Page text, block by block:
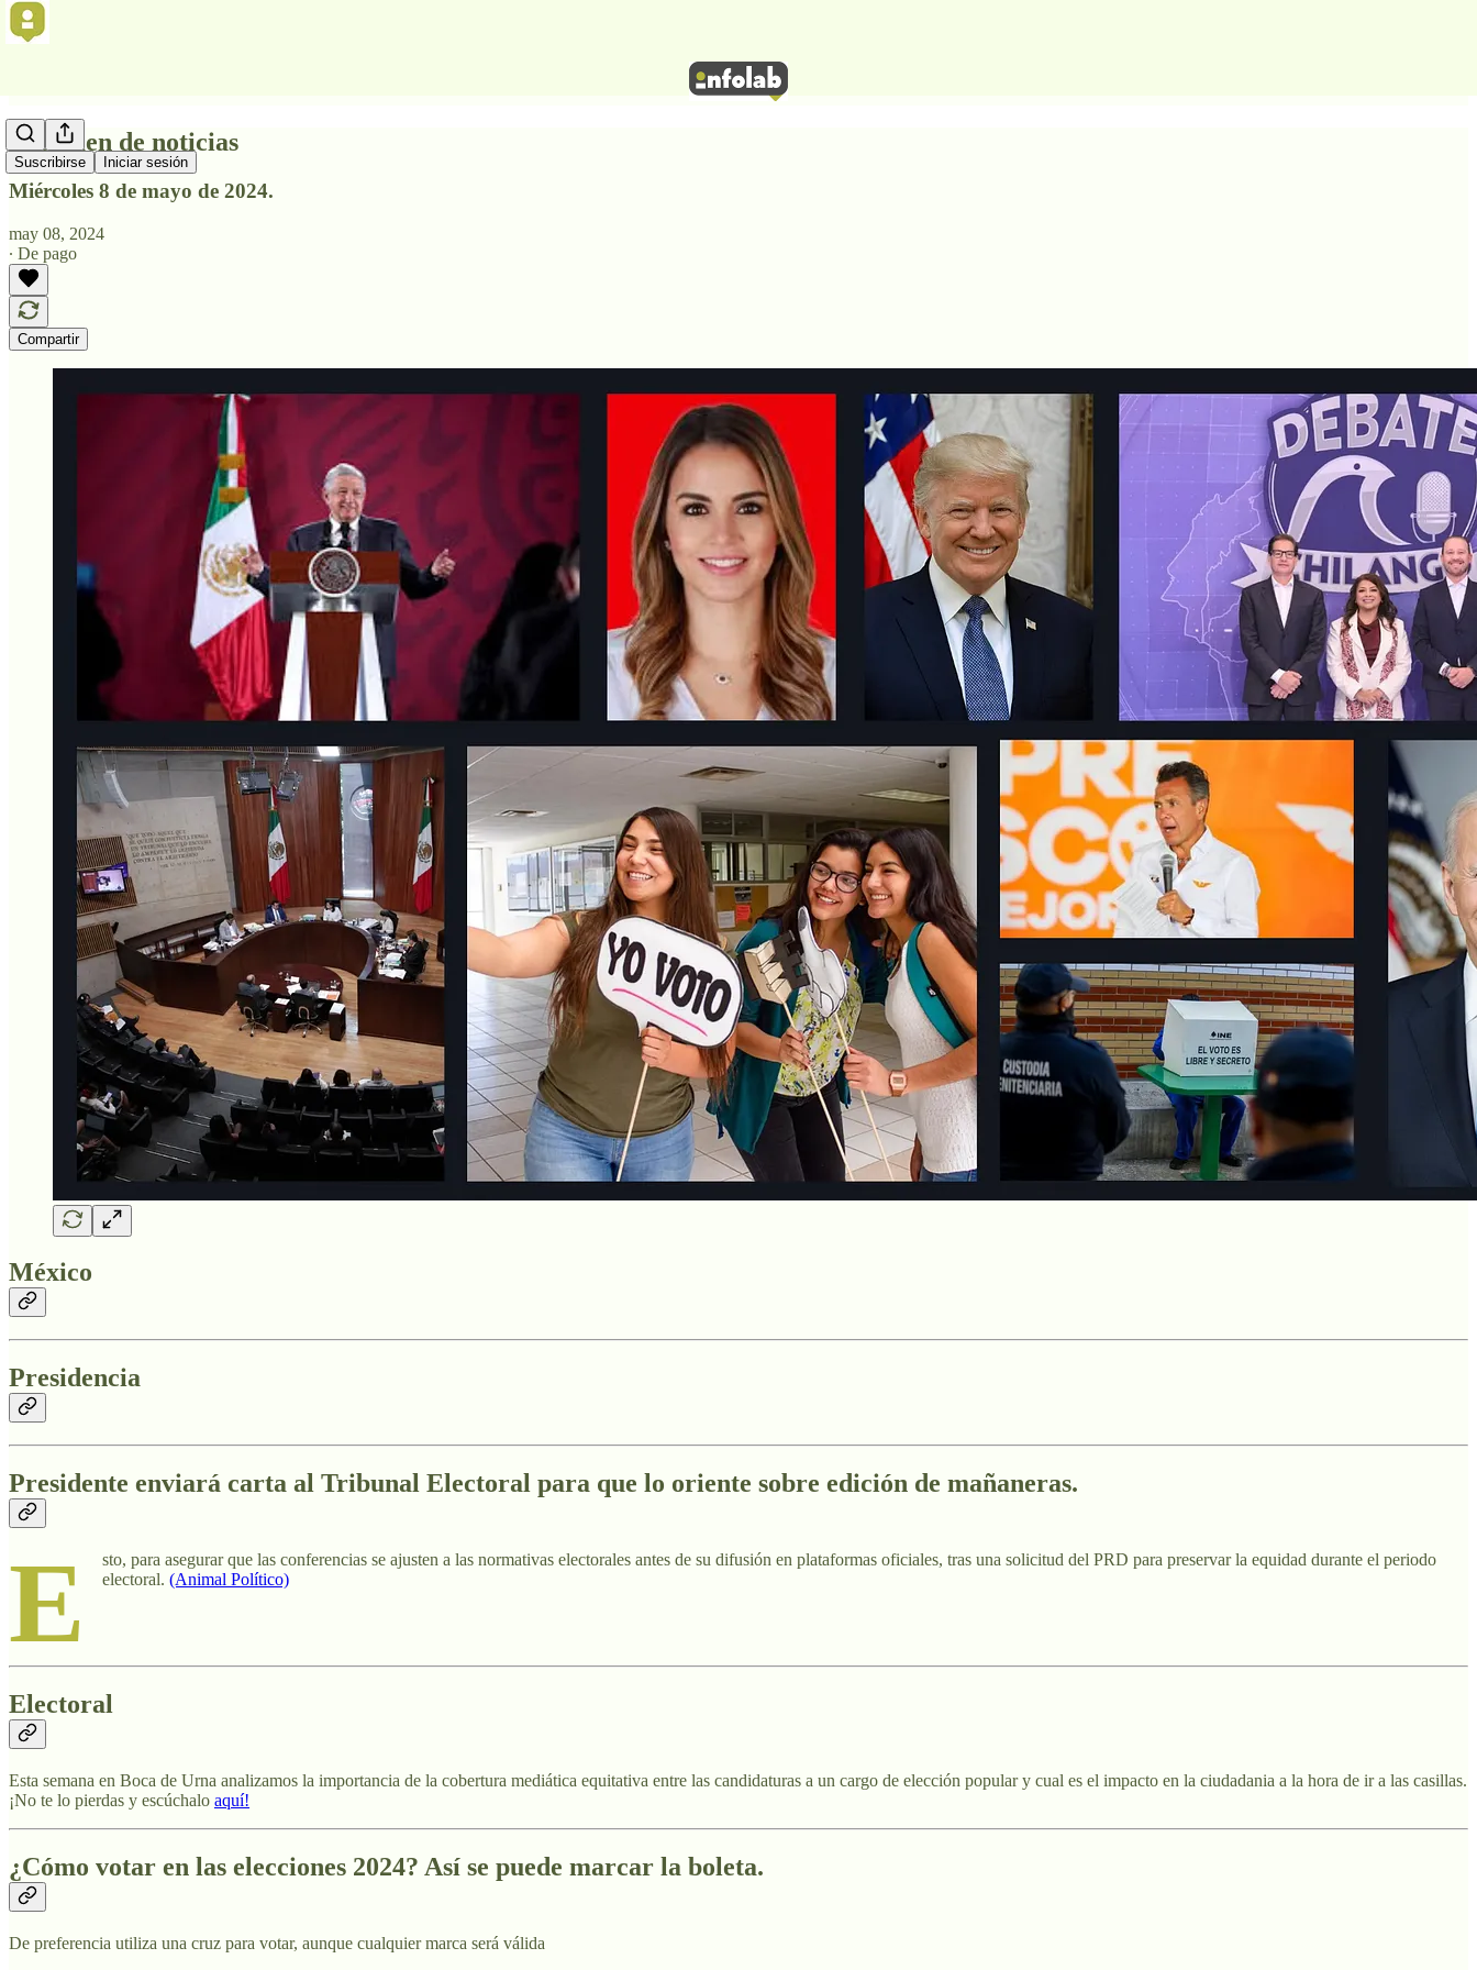
Suscribirse Iniciar sesión
Resumen de noticias
Miércoles 8 de mayo de 2024.
may 08, 2024
∙ De pago
Compartir
México
Presidencia
Presidente enviará carta al Tribunal Electoral para que lo oriente sobre edición de mañaneras.
E
sto, para asegurar que las conferencias se ajusten a las normativas electorales antes de su difusión en plataformas oficiales, tras una solicitud del PRD para preservar la equidad durante el periodo
electoral. (Animal Político)
Electoral
Esta semana en Boca de Urna analizamos la importancia de la cobertura mediática equitativa entre las candidaturas a un cargo de elección popular y cual es el impacto en la ciudadania a la hora de ir a las casillas.
¡No te lo pierdas y escúchalo aquí!
¿Cómo votar en las elecciones 2024? Así se puede marcar la boleta.
De preferencia utiliza una cruz para votar, aunque cualquier marca será válida